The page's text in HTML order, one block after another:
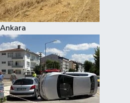
Ankara
Siyaset
Teknoloji
Televizyon
Yaşam-Çevre